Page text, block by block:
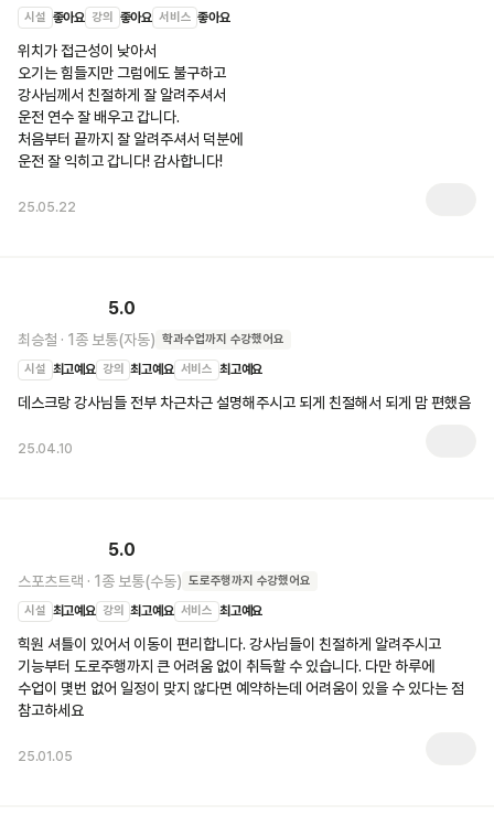
시설 좋아요 강의 좋아요 서비스 좋아요
위치가 접근성이 낮아서
오기는 힘들지만 그럼에도 불구하고
강사님께서 친절하게 잘 알려주셔서
운전 연수 잘 배우고 갑니다.
처음부터 끝까지 잘 알려주셔서 덕분에
운전 잘 익히고 갑니다! 감사합니다!
25.05.22
5.0
최승철 · 1종 보통(자동) 학과수업까지 수강했어요
시설 최고예요 강의 최고예요 서비스 최고예요
데스크랑 강사님들 전부 차근차근 설명해주시고 되게 친절해서 되게 맘 편했음
25.04.10
5.0
스포츠트랙 · 1종 보통(수동) 도로주행까지 수강했어요
시설 최고예요 강의 최고예요 서비스 최고예요
힉원 셔틀이 있어서 이동이 편리합니다. 강사님들이 친절하게 알려주시고
기능부터 도로주행까지 큰 어려움 없이 취득할 수 있습니다. 다만 하루에
수업이 몇번 없어 일정이 맞지 않다면 예약하는데 어려움이 있을 수 있다는 점
참고하세요
25.01.05